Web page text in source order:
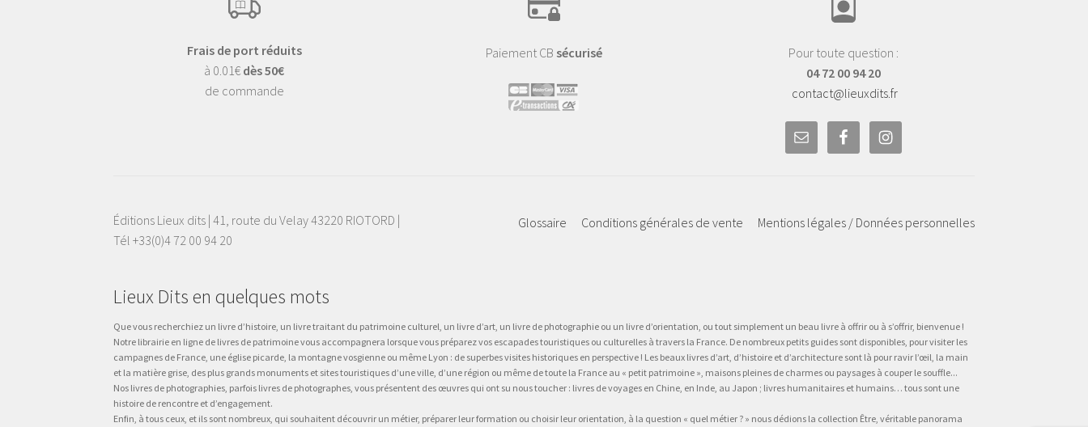
Frais de port réduits
à 0.01€ dès 50€
de commande
Paiement CB sécurisé
Pour toute question :
04 72 00 94 20
contact@lieuxdits.fr
Glossaire Conditions générales de vente Mentions légales / Données personnelles
Éditions Lieux dits | 41, route du Velay 43220 RIOTORD |
Tél +33(0)4 72 00 94 20
Lieux Dits en quelques mots
Que vous recherchiez un livre d’histoire, un livre traitant du patrimoine culturel, un livre d’art, un livre de photographie ou un livre d’orientation, ou tout simplement un beau livre à offrir ou à s’offrir, bienvenue !
Notre librairie en ligne de livres de patrimoine vous accompagnera lorsque vous préparez vos escapades touristiques ou culturelles à travers la France. De nombreux petits guides sont disponibles, pour visiter les
campagnes de France, une église picarde, la montagne vosgienne ou même Lyon : de superbes visites historiques en perspective ! Les beaux livres d’art, d’histoire et d’architecture sont là pour ravir l’œil, la main
et la matière grise, des plus grands monuments et sites touristiques d’une ville, d’une région ou même de toute la France au « petit patrimoine », maisons pleines de charmes ou paysages à couper le souffle...
Nos livres de photographies, parfois livres de photographes, vous présentent des œuvres qui ont su nous toucher : livres de voyages en Chine, en Inde, au Japon ; livres humanitaires et humains… tous sont une
histoire de rencontre et d’engagement.
Enfin, à tous ceux, et ils sont nombreux, qui souhaitent découvrir un métier, préparer leur formation ou choisir leur orientation, à la question « quel métier ? » nous dédions la collection Être, véritable panorama